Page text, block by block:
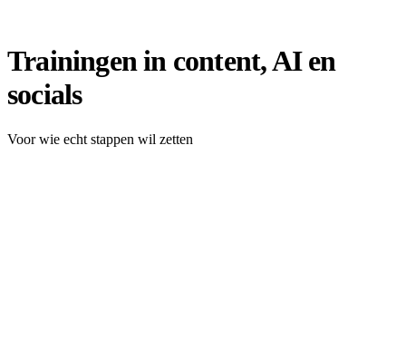
Trainingen in content, AI en
socials
Voor wie echt stappen wil zetten